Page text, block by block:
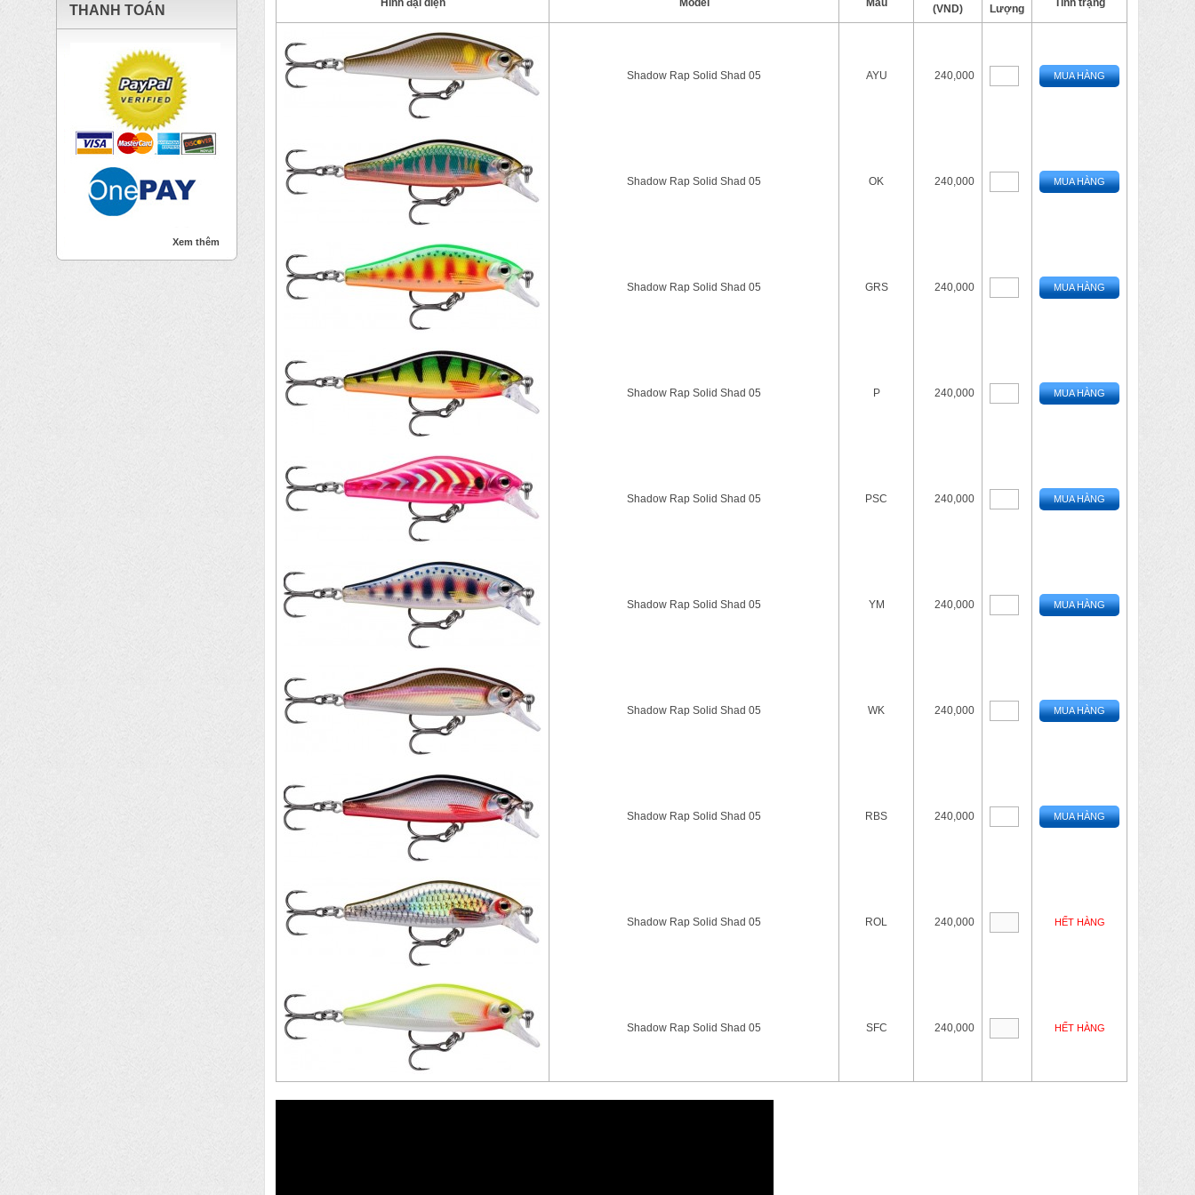
THANH TOÁN
Xem thêm
Hình đại diện Model Màu
(VND)
Lượng
Tình trạng
Shadow Rap Solid Shad 05 AYU 240,000 MUA HÀNG
Shadow Rap Solid Shad 05 OK 240,000 MUA HÀNG
Shadow Rap Solid Shad 05 GRS 240,000 MUA HÀNG
Shadow Rap Solid Shad 05 P 240,000 MUA HÀNG
Shadow Rap Solid Shad 05 PSC 240,000 MUA HÀNG
Shadow Rap Solid Shad 05 YM 240,000 MUA HÀNG
Shadow Rap Solid Shad 05 WK 240,000 MUA HÀNG
Shadow Rap Solid Shad 05 RBS 240,000 MUA HÀNG
Shadow Rap Solid Shad 05 ROL 240,000 HẾT HÀNG
Shadow Rap Solid Shad 05 SFC 240,000 HẾT HÀNG